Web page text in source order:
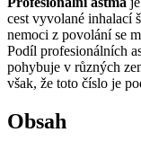
cest vyvolané inhalací
nemoci z povolání se
Podíl profesionálních
pohybuje v různých
však, že toto číslo je
Obsah